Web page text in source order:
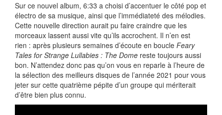
Sur ce nouvel album, 6:33 a choisi d’accentuer le côté pop et
électro de sa musique, ainsi que l’immédiateté des mélodies.
Cette nouvelle direction aurait pu faire craindre que les
morceaux lassent aussi vite qu’ils accrochent. Il n’en est
rien : après plusieurs semaines d’écoute en boucle Feary
Tales for Strange Lullabies : The Dome reste toujours aussi
bon. N’attendez donc pas qu’on vous en reparle à l’heure de
la sélection des meilleurs disques de l’année 2021 pour vous
jeter sur cette quatrième pépite d’un groupe qui mériterait
d’être bien plus connu.